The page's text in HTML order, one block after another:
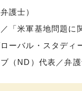
護士）
「米軍基地問題に
ーバル・スタディ
（ND）代表／弁護